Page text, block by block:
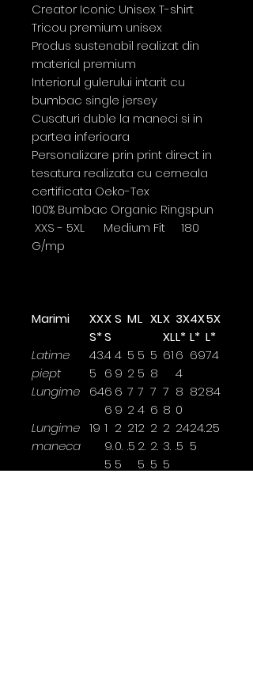
Creator Iconic Unisex T-shirt
Tricou premium unisex
Produs sustenabil realizat din
material premium
Interiorul gulerului intarit cu
bumbac single jersey
Cusaturi duble la maneci si in
partea inferioara
Personalizare prin print direct in
tesatura realizata cu cerneala
certificata Oeko-Tex
100% Bumbac Organic Ringspun
XXS - 5XL Medium Fit 180
G/mp
Marimi
XX
S*
X
S
S ML XLX
XL
3X
L*
4X
L*
5X
L*
Latime
piept
43.
5
4
6
4
9
5
2
5
5
5
8
616
4
6974
Lungime 646
6
6
9
7
2
7
4
7
6
7
8
8
0
8284
Lungime
maneca
19 1
9.
5
2
0.
5
21
.5
2
2.
5
2
2.
5
2
3.
5
24
.5
24.
5
25